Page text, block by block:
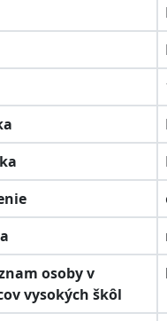
osoby v
vysokých škôl